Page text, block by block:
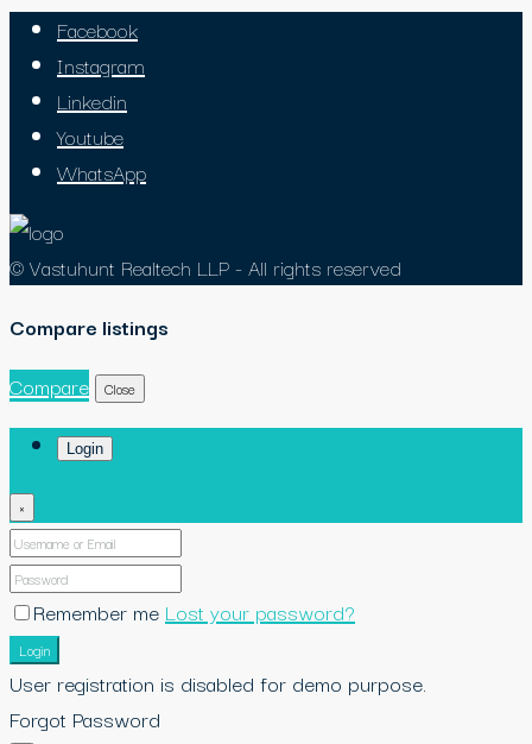
Facebook
Instagram
Linkedin
Youtube
WhatsApp
© Vastuhunt Realtech LLP - All rights reserved
Compare listings
Compare
Close
Login
×
Remember me Lost your password?
Login
User registration is disabled for demo purpose.
Forgot Password